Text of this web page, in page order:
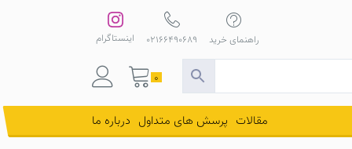
0
راهنمای خرید 02166490689 اینستاگرام
مقالات پرسش های متداول درباره ما